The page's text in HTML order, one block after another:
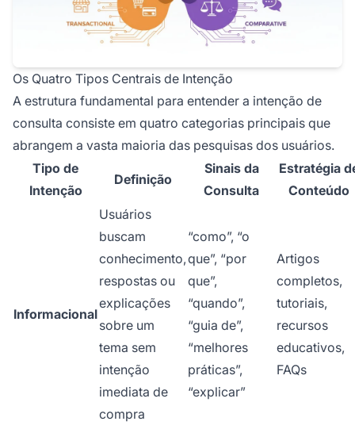
Os Quatro Tipos Centrais de Intenção
A estrutura fundamental para entender a intenção de
consulta consiste em quatro categorias principais que
abrangem a vasta maioria das pesquisas dos usuários.
Tipo de
Intenção
Definição
Sinais da
Consulta
Estratégia
Conteúdo
Informacional
Usuários
buscam
conhecimento,
respostas ou
explicações
sobre um
tema sem
intenção
imediata de
compra
“como”, “o
que”, “por
que”,
“quando”,
“guia de”,
“melhores
práticas”,
“explicar”
Artigos
completos,
tutoriais,
recursos
educativos,
FAQs